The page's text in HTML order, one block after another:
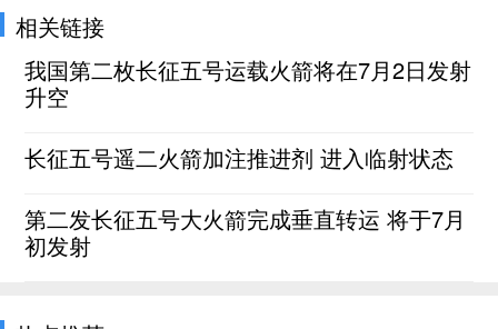
相关链接
我国第二枚长征五号运载火箭将在7月2日发射
升空
长征五号遥二火箭加注推进剂 进入临射状态
第二发长征五号大火箭完成垂直转运 将于7月
初发射